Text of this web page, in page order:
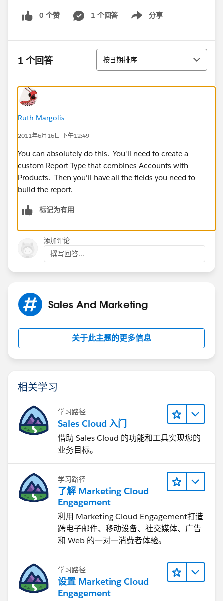
0 个赞 1 个回答 分享
Show menu
1 个回答 排序
按日期排序
Ruth Margolis
2011年6月16日 下午12:49
You can absolutely do this. You'll need to create a
custom Report Type that combines Accounts with
Products. Then you'll have all the fields you need to
build the report.
标记为有用
添加评论
撰写回答...
Sales And Marketing
关于此主题的更多信息
相关学习
学习路径
Sales Cloud 入门
借助 Sales Cloud 的功能和工具实现您的
业务目标。
学习路径
了解 Marketing Cloud
Engagement
利用 Marketing Cloud Engagement​打造
跨电子邮件、移动设备、社交媒体、广告
和 Web 的一对一消费者体验。
学习路径
设置 Marketing Cloud
Engagement